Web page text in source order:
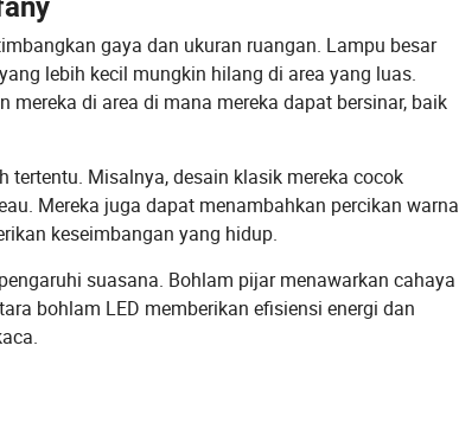
gaya dan ukuran ruangan. Lampu besar
lebih kecil mungkin hilang di area yang luas.
di area di mana mereka dapat bersinar, baik
Misalnya, desain klasik mereka cocok
Mereka juga dapat menambahkan percikan warna
keseimbangan yang hidup.
suasana. Bohlam pijar menawarkan cahaya
bohlam LED memberikan efisiensi energi dan